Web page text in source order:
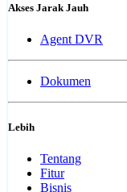
Akses Jarak Jauh
Agent DVR
Dokumen
Lebih
Tentang
Fitur
Bisnis